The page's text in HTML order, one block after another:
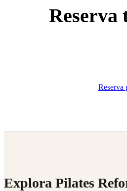
Reserva
Reserva
Explora Pilates